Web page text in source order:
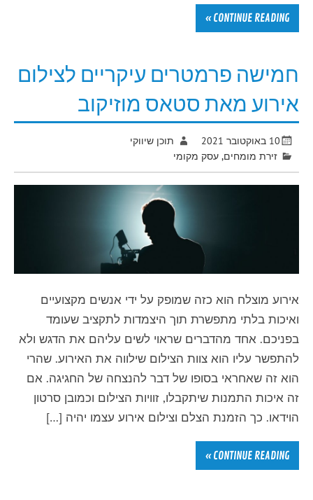
CONTINUE READING »
חמישה פרמטרים עיקריים לצילום
אירוע מאת סטאס מוזיקוב
10 באוקטובר 2021
תוכן שיווקי
זירת מומחים,עסק מקומי
אירוע מוצלח הוא כזה שמופק על ידי אנשים מקצועיים
ואיכות בלתי מתפשרת תוך היצמדות לתקציב שעומד
בפניכם. אחד מהדברים שראוי לשים עליהם את הדגש ולא
להתפשר עליו הוא צוות הצילום שילווה את האירוע. שהרי
הוא זה שאחראי בסופו של דבר להנצחה של החגיגה. אם
זה איכות התמנות שיתקבלו, זוויות הצילום וכמובן סרטון
הוידאו. כך הזמנת הצלם וצילום אירוע עצמו יהיה […]
CONTINUE READING »